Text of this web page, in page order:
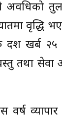
अवधिको
वृद्धि
दश खर्ब २५
तथा सेवा
वर्ष